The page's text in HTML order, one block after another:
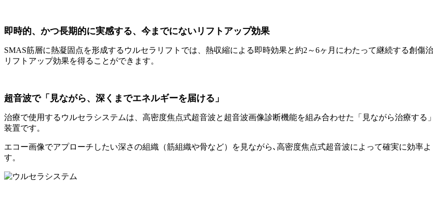
即時的、かつ長期的に実感する、今までにないリフトアップ効果
SMAS筋層に熱凝固点を形成するウルセラリフトでは、熱収縮による即時効果と約2～6ヶ月にわたって継続する創
リフトアップ効果を得ることができます。
超音波で「見ながら、深くまでエネルギーを届ける」
治療で使用するウルセラシステムは、高密度焦点式超音波と超音波画像診断機能を組み合わせた「見ながら治療す
装置です。
エコー画像でアプローチしたい深さの組織（筋組織や骨など）を見ながら､高密度焦点式超音波によって確実に効率
す。